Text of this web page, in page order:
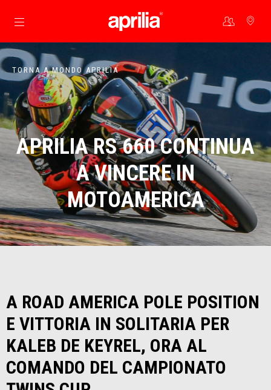
Vai al contenuto principale
TORNA A MONDO APRILIA
APRILIA RS 660 CONTINUA
A VINCERE IN
MOTOAMERICA
A ROAD AMERICA POLE POSITION
E VITTORIA IN SOLITARIA PER
KALEB DE KEYREL, ORA AL
COMANDO DEL CAMPIONATO